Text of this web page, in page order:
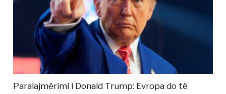
Paralajmërimi i Donald Trump: Evropa do të